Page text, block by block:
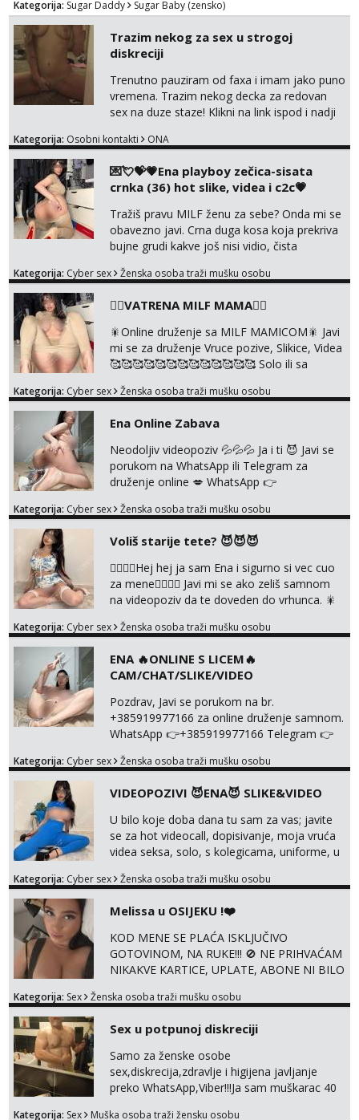
Kategorija: Sugar Daddy Sugar Baby (zensko)
Trazim nekog za sex u strogoj
diskreciji
Trenutno pauziram od faxa i imam jako puno
vremena. Trazim nekog decka za redovan
sex na duze staze! Klikni na link ispod i nadji
Kategorija: Osobni kontakti ONA
💌💘💝💗Ena playboy zečica-sisata
crnka (36) hot slike, videa i c2c💗
Tražiš pravu MILF ženu za sebe? Onda mi se
obavezno javi. Crna duga kosa koja prekriva
bujne grudi kakve još nisi vidio, čista
pričam. Prave pune usne koje će ti se urezati
Uvijek sam spremna za ONLOINE zabavu.
Volim vruće u porukama uz pokoju fotku.
Radim slikice i videa po tvojoj želji te imam
raznih mater...
Kategorija: Cyber sex Ženska osoba traži mušku osobu
❤️‍🔥VATRENA MILF MAMA❤️‍🔥
🎇Online druženje sa MILF MAMICOM🎇 Javi
mi se za druženje Vruce pozive, Slikice, Videa
🥰🥰🥰🥰🥰🥰🥰🥰🥰🥰🥰🥰🥰 Solo ili sa
WhatsApp ili Telegram WhatsApp 👉
@enafriedrichkis 🤬NE RADIM SASTANKE I
DRUZENJA UZIVO🤬
Kategorija: Cyber sex Ženska osoba traži mušku osobu
Ena Online Zabava
Neodoljiv videopoziv 💦💦💦 Ja i ti 😈 Javi se
porukom na WhatsApp ili Telegram za
druženje online 💋 WhatsApp 👉
@enafriedrichkis NEE radimo sastnke uzivo
Kategorija: Cyber sex Ženska osoba traži mušku osobu
Voliš starije tete? 😈😈😈
❤️‍🔥❤️‍🔥Hej hej ja sam Ena i sigurno si vec cuo
za mene❤️‍🔥❤️‍🔥 Javi mi se ako zeliš samnom
na videopoziv da te doveden do vrhunca. 🎇
@enafriedrichkis Radim samo ONLINE I
Kategorija: Cyber sex Ženska osoba traži mušku osobu
ENA 🔥ONLINE S LICEM🔥
CAM/CHAT/SLIKE/VIDEO
Pozdrav, Javi se porukom na br.
+385919977166 za online druženje samnom.
WhatsApp 👉+385919977166 Telegram 👉
solo i s partnerom, kolegicama
haljine, štikle, samostojeće itd. Nudim
svakakva videa seksa, pušenje, razne
lokacije, suradnje s kolegicama, fetiši..
Dopisivanje i slike također radim. NIŠTA UŽI...
Kategorija: Cyber sex Ženska osoba traži mušku osobu
VIDEOPOZIVI 😈ENA😈 SLIKE&VIDEO
U bilo koje doba dana tu sam za vas; javite
se za hot videocall, dopisivanje, moja vruća
videa seksa, solo, s kolegicama, uniforme, u
+385919977166 Telegram 👉
UŽIVO
Kategorija: Cyber sex Ženska osoba traži mušku osobu
Melissa u OSIJEKU !❤️
KOD MENE SE PLAĆA ISKLJUČIVO
GOTOVINOM, NA RUKE!!! 🚫 NE PRIHVAĆAM
NIKAKVE KARTICE, UPLATE, ABONE NI BILO
SAMO GOTOVINA!!! Moje fotografije su
za dopisivanja Za dogovor mi piši direktno na
WhatsApp – ako znaš što želiš, bit će ti
nagrađeno.
Kategorija: Sex Ženska osoba traži mušku osobu
Sex u potpunoj diskreciji
Samo za ženske osobe
sex,diskrecija,zdravlje i higijena javljanje
preko WhatsApp,Viber!!!Ja sam muškarac 40
Kategorija: Sex Muška osoba traži žensku osobu